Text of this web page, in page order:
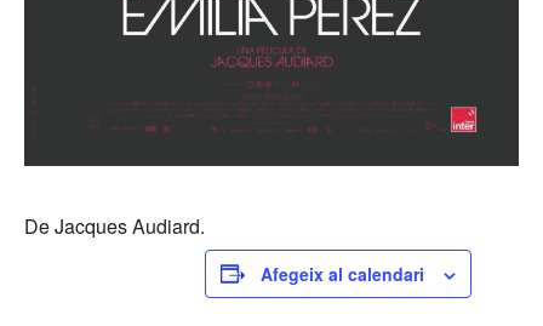
De Jacques Audiard.
Afegeix al calendari